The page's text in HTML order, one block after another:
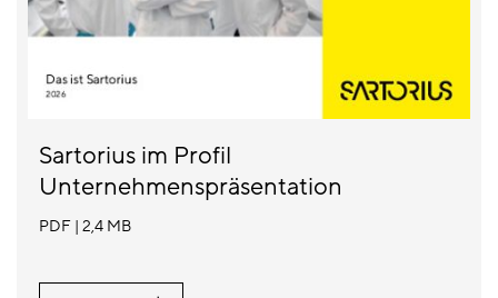
Sartorius im Profil
Unternehmenspräsentation
PDF 2,4 MB